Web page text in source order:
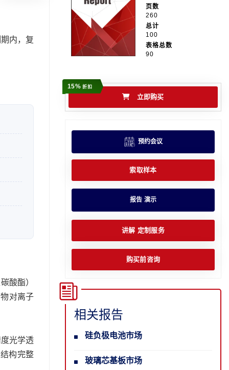
内，复
酸酯）
对离子
光学透
构完整
页数
260
总计
100
表格总数
90
15%折扣
立即购买
预约会议
索取样本
报告 演示
讲解 定制服务
购买前咨询
相关报告
硅负极电池市场
玻璃芯基板市场